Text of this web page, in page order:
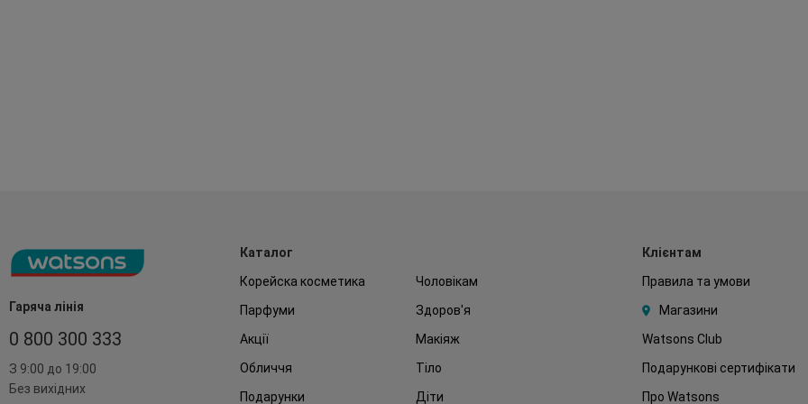
Гаряча лінія
0 800 300 333
З 9:00 до 19:00
Без вихідних
Каталог
Корейска косметика
Чоловікам
Парфуми
Здоров'я
Акції
Макіяж
Обличчя
Тіло
Подарунки
Діти
Клієнтам
Правила та умови
Магазини
Watsons Club
Подарункові сертифікати
Про Watsons